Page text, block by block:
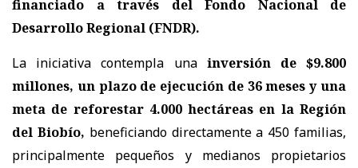
financiado a través del Fondo Nacional de
Desarrollo Regional (FNDR).
La iniciativa contempla una inversión de $9.800
millones, un plazo de ejecución de 36 meses y una
meta de reforestar 4.000 hectáreas en la Región
del Biobío, beneficiando directamente a 450 familias,
principalmente pequeños y medianos propietarios